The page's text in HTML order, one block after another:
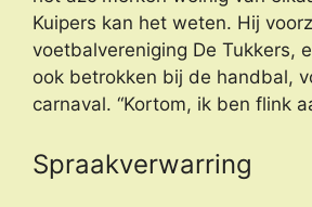
Kuipers kan het weten. Hij
voetbalvereniging De Tukkers,
ook betrokken bij de handbal,
carnaval. “Kortom, ik ben flink
Spraakverwarring